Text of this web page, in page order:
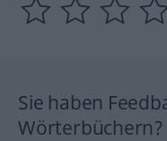
Sie haben
Wörterbüchern?